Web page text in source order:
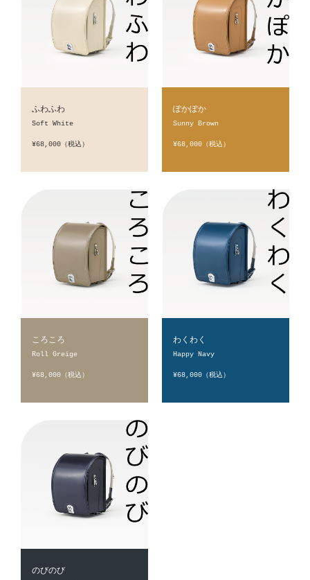
ふわふわ
Soft White
¥68,000（税込）
ぽかぽか
Sunny Brown
¥68,000（税込）
ころころ
Roll Greige
¥68,000（税込）
わくわく
Happy Navy
¥68,000（税込）
のびのび